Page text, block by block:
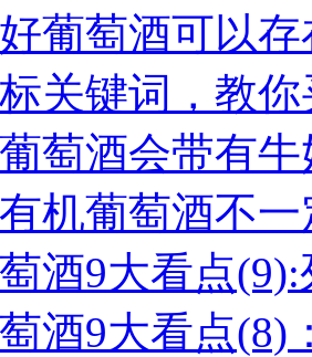
葡萄酒可以
关键词，教
萄酒会带有
机葡萄酒不
酒9大看点(9):
酒9大看点(8)